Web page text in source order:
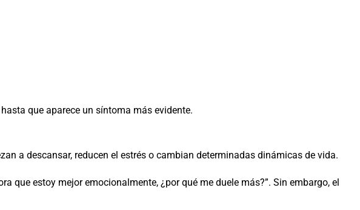
que aparece un síntoma más evidente.
a descansar, reducen el estrés o cambian determinadas dinámicas de vida.
que estoy mejor emocionalmente, ¿por qué me duele más?”. Sin embargo, el